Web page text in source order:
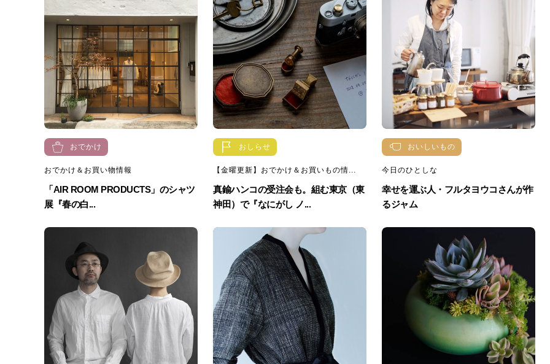
おでかけ
おでかけ＆お買い物情報
「AIR ROOM PRODUCTS」のシャツ
展『春の白...
おしらせ
【金曜更新】おでかけ＆お買いもの情...
真鍮ハンコの受注会も。組む東京（東
神田）で『なにがし ノ...
おいしいもの
今日のひとしな
幸せを運ぶ人・フルタヨウコさんが作
るジャム